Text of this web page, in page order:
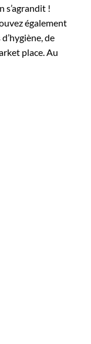
s’agrandit !
également
de
place. Au